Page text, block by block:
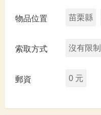
物品位置 苗栗縣
索取方式 沒有限制
郵資 0 元